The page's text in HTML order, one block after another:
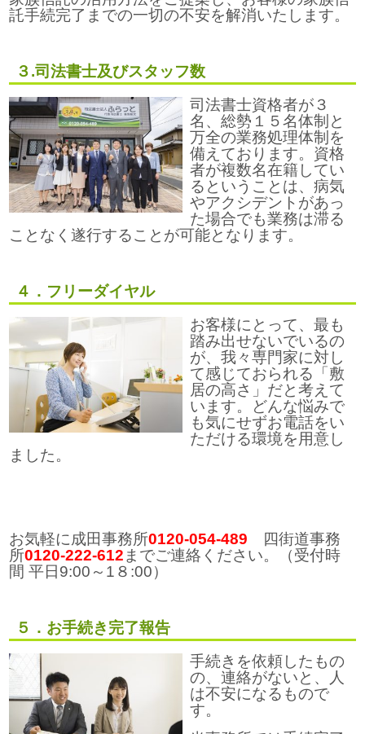
託手続完了までの一切の不安を解消いたします。
３.司法書士及びスタッフ数
司法書士資格者が３
名、総勢１５名体制と
万全の業務処理体制を
備えております。資格
者が複数名在籍してい
るということは、病気
やアクシデントがあっ
た場合でも業務は滞る
ことなく遂行することが可能となります。
４．フリーダイヤル
お客様にとって、最も
踏み出せないでいるの
が、我々専門家に対し
て感じておられる「敷
居の高さ」だと考えて
います。どんな悩みで
も気にせずお電話をい
ただける環境を用意し
ました。
お気軽に成田事務所0120-054‐489 四街道事務
所0120‐222‐612までご連絡ください。（受付時
間 平日9:00～1８:00）
５．お手続き完了報告
手続きを依頼したもの
の、連絡がないと、人
は不安になるもので
す。